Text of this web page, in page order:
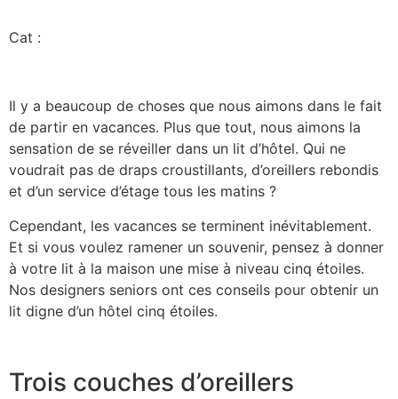
Cat :
Il y a beaucoup de choses que nous aimons dans le fait
de partir en vacances. Plus que tout, nous aimons la
sensation de se réveiller dans un lit d’hôtel. Qui ne
voudrait pas de draps croustillants, d’oreillers rebondis
et d’un service d’étage tous les matins ?
Cependant, les vacances se terminent inévitablement.
Et si vous voulez ramener un souvenir, pensez à donner
à votre lit à la maison une mise à niveau cinq étoiles.
Nos designers seniors ont ces conseils pour obtenir un
lit digne d’un hôtel cinq étoiles.
Trois couches d’oreillers